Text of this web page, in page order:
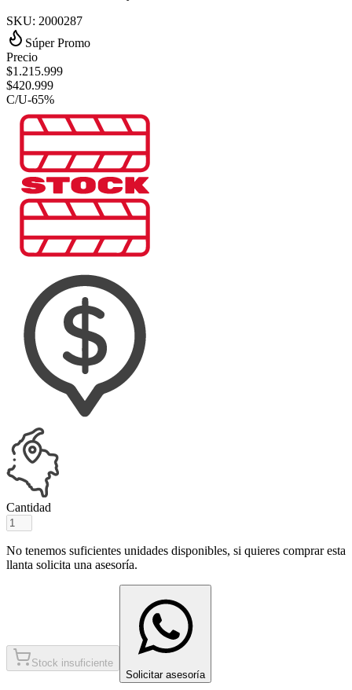
SKU: 2000287
Súper Promo
Precio
$1.215.999
$420.999
C/U-65%
Cantidad
No tenemos suficientes unidades disponibles, si quieres comprar esta
llanta solicita una asesoría.
Stock insuficiente
Solicitar asesoría